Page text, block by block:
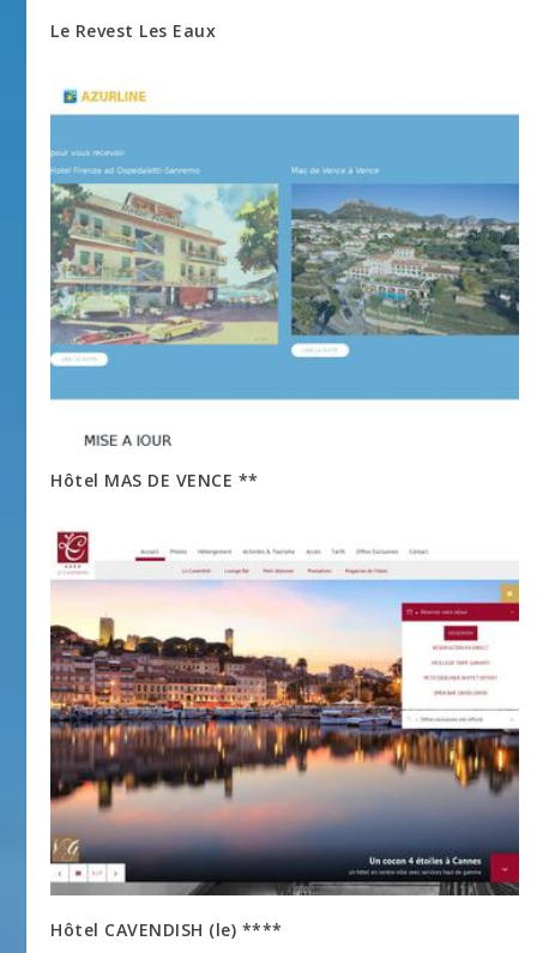
Le Revest Les Eaux
Hôtel MAS DE VENCE **
Hôtel CAVENDISH (le) ****